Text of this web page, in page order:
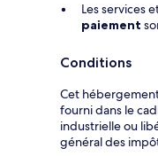
Les services
paiement
Conditions
Cet
fourni dans le
industrielle ou
général des